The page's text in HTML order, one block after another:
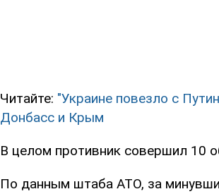
Читайте: "Украине повезло с
Донбасс и Крым
В целом противник совершил 10
По данным штаба АТО, за